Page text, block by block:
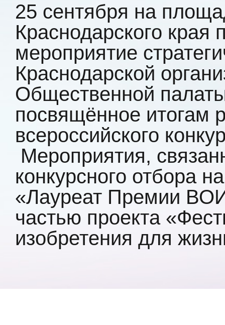
25 сентября на
Краснодарского
мероприятие
Краснодарской
Общественной
посвящённое итогам
всероссийского
Мероприятия,
конкурсного отбора
«Лауреат Премии
частью проекта
изобретения для